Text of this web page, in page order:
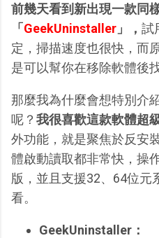
前幾天看到新出現一款同
「GeekUninstaller 」， 試
定，掃描速度也很快，而
是可以幫你在移除軟體後
那麼我為什麼會想特別介
呢？ 我很喜歡這款軟體超
外功能，就是聚焦於反安
體啟動讀取都非常快，操
版，並且支援32、64位元
看。
GeekUninstaller：